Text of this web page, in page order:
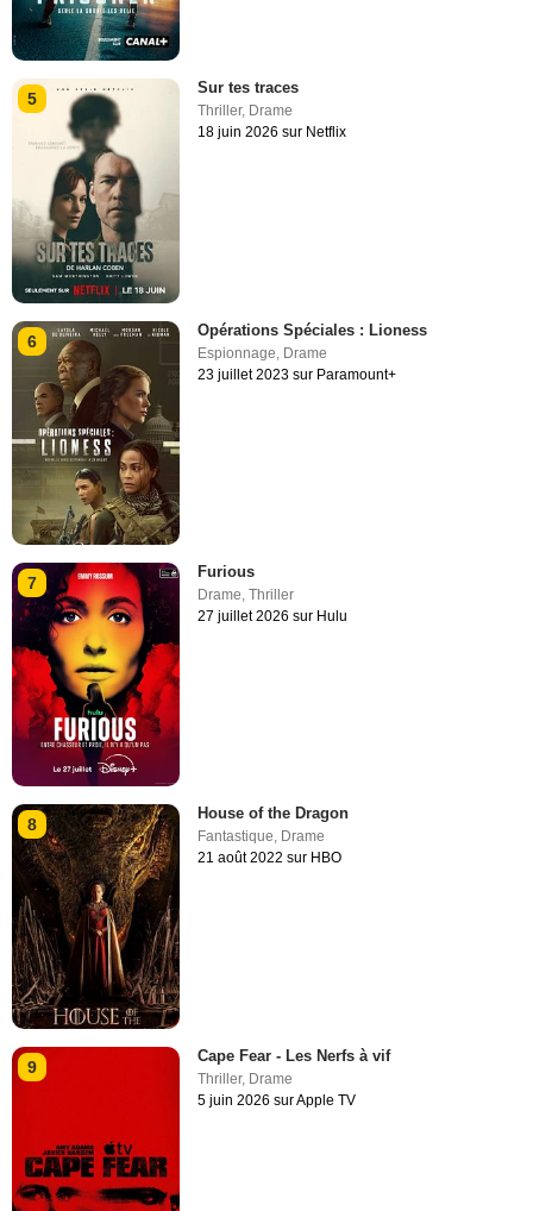
5
Sur tes traces
Thriller, Drame
18 juin 2026 sur Netflix
6
Opérations Spéciales : Lioness
Espionnage Drame
23 juillet 2023 sur Paramount+
7
Furious
Drame,Thriller
27 juillet 2026 sur Hulu
8
House of the Dragon
Fantastique, Drame
21 août 2022 sur HBO
9
Cape Fear - Les Nerfs à vif
Thriller, Drame
5 juin 2026 sur Apple TV